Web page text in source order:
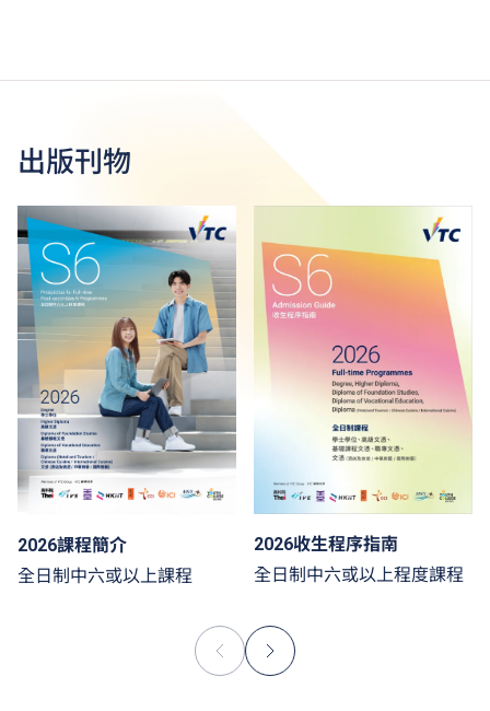
出版刊物
2026課程簡介
全日制中六或以上課程
2026收生程序指南
全日制中六或以上程度課程